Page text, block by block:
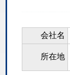
会社名
所在地